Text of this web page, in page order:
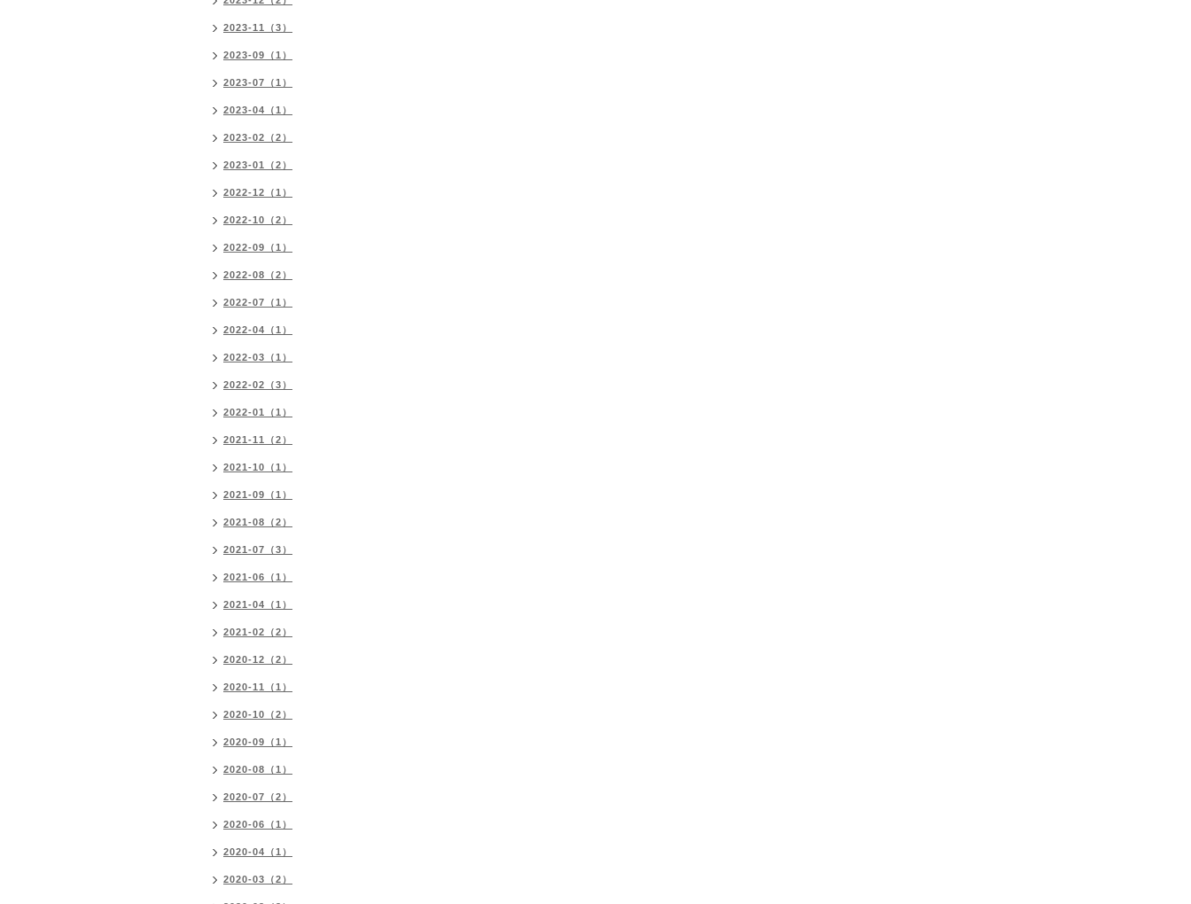
2023-11（3）
2023-09（1）
2023-07（1）
2023-04（1）
2023-02（2）
2023-01（2）
2022-12（1）
2022-10（2）
2022-09（1）
2022-08（2）
2022-07（1）
2022-04（1）
2022-03（1）
2022-02（3）
2022-01（1）
2021-11（2）
2021-10（1）
2021-09（1）
2021-08（2）
2021-07（3）
2021-06（1）
2021-04（1）
2021-02（2）
2020-12（2）
2020-11（1）
2020-10（2）
2020-09（1）
2020-08（1）
2020-07（2）
2020-06（1）
2020-04（1）
2020-03（2）